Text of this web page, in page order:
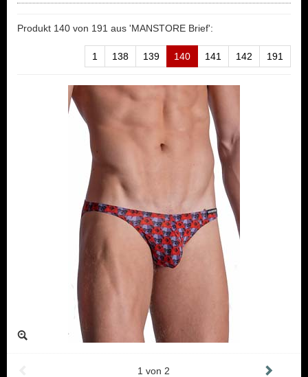
Produkt 140 von 191 aus 'MANSTORE Brief':
1 138 139 140 141 142 191
1 von 2